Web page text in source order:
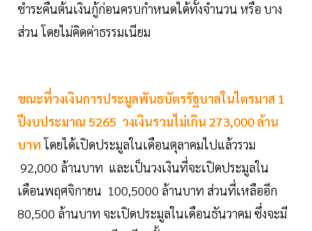
ชำระคืนต้นเงินกู้ก่อนครบกำหนดได้ทั้งจำนวน หรือ บาง
ส่วน โดยไม่คิดค่าธรรมเนียม
ขณะที่วงเงินการประมูลพันธบัตรรัฐบาลในไตรมาส 1
ปีงบประมาณ 5265 วงเงินรวมไม่เกิน 273,000 ล้าน
บาทโดยได้เปิดประมูลในเดือนตุลาคมไปแล้วรวม
92,000 ล้านบาท และเป็นวงเงินที่จะเปิดประมูลใน
เดือนพฤศจิกายน 100,5000 ล้านบาท ส่วนที่เหลืออีก
80,500 ล้านบาท จะเปิดประมูลในเดือนธันวาคม ซึ่งจะมี